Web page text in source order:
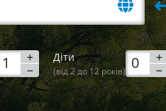
Діти
(від 2 до 12 років)